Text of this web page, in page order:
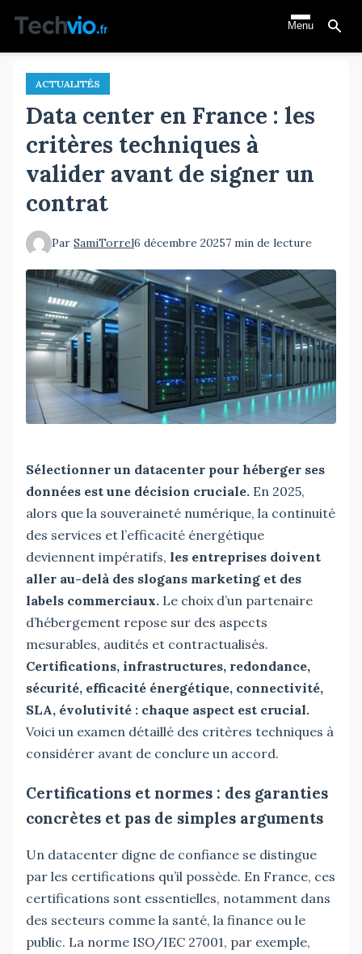
contenu
principal
Menu
ACTUALITÉS
Data center en France : les
critères techniques à
valider avant de signer un
contrat
Par SamiTorrel6 décembre 20257 min de lecture
Sélectionner un datacenter pour héberger ses
données est une décision cruciale. En 2025,
alors que la souveraineté numérique, la continuité
des services et l’efficacité énergétique
deviennent impératifs, les entreprises doivent
aller au-delà des slogans marketing et des
labels commerciaux. Le choix d’un partenaire
d’hébergement repose sur des aspects
mesurables, audités et contractualisés.
Certifications, infrastructures, redondance,
sécurité, efficacité énergétique, connectivité,
SLA, évolutivité : chaque aspect est crucial.
Voici un examen détaillé des critères techniques à
considérer avant de conclure un accord.
Certifications et normes : des garanties
concrètes et pas de simples arguments
Un datacenter digne de confiance se distingue
par les certifications qu’il possède. En France, ces
certifications sont essentielles, notamment dans
des secteurs comme la santé, la finance ou le
public. La norme ISO/IEC 27001, par exemple,